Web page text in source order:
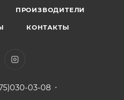
ПРОИЗВОДИТЕЛИ
КОНТАКТЫ
03-08